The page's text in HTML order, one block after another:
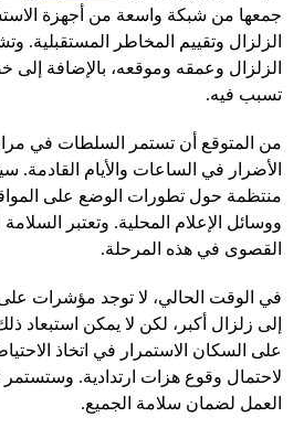
جمعها من شبكة واسعة من أجهزة
الزلزال وتقييم المخاطر المستقبلية.
الزلزال وعمقه وموقعه، بالإضافة
تسبب فيه.
من المتوقع أن تستمر السلطات في
الأضرار في الساعات والأيام القادمة.
منتظمة حول تطورات الوضع على
ووسائل الإعلام المحلية. وتعتبر السلامة
القصوى في هذه المرحلة.
في الوقت الحالي، لا توجد مؤشرات
إلى زلزال أكبر، لكن لا يمكن
على السكان الاستمرار في اتخاذ
لاحتمال وقوع هزات ارتدادية.
العمل لضمان سلامة الجميع.